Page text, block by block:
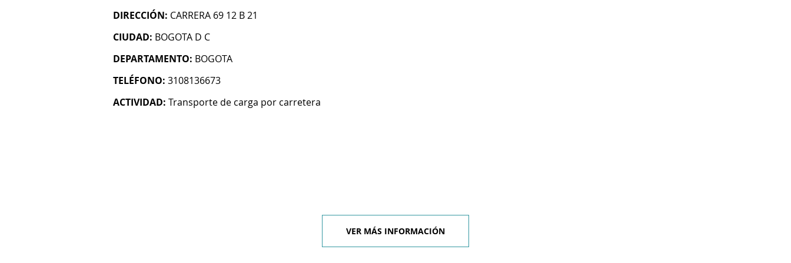
DIRECCIÓN: CARRERA 69 12 B 21
CIUDAD: BOGOTA D C
DEPARTAMENTO: BOGOTA
TELÉFONO: 3108136673
ACTIVIDAD: Transporte de carga por carretera
VER MÁS INFORMACIÓN